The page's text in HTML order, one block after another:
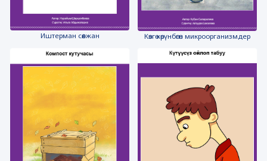
Иштерман сөөлжан Көзгө көрүнбөгөн микроорганизмдер